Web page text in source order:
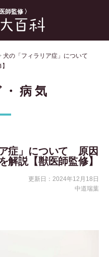
師監修 〉
犬の「フィラリア症」について
病気
症」について 原因
解説【獣医師監修】
更新日：2024年12月18日
中道瑞葉